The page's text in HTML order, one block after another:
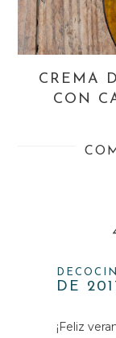
CREMA
CON
DE
¡Feliz